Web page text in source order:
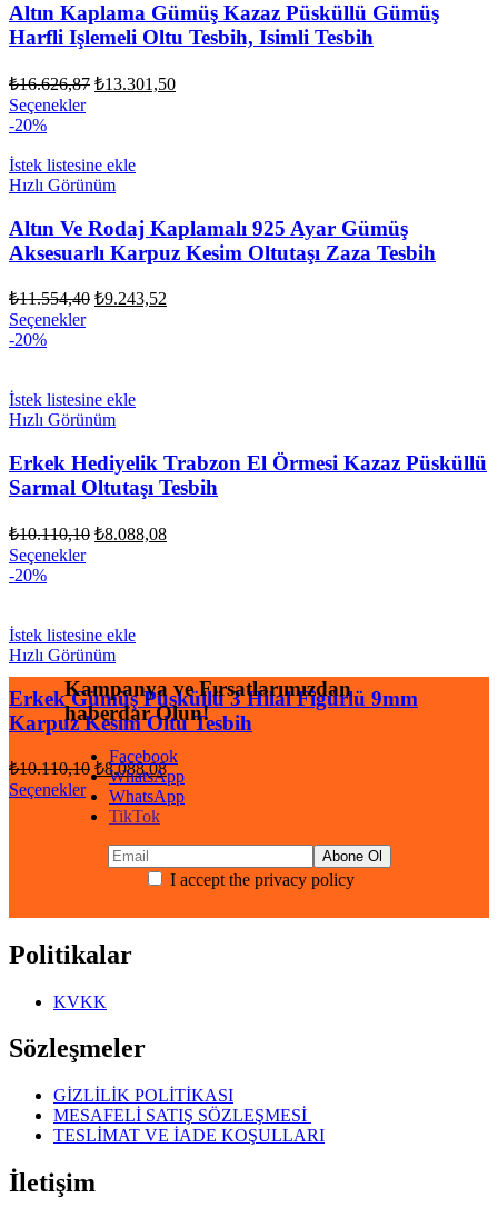
Altın Kaplama Gümüş Kazaz Püsküllü Gümüş
Harfli Işlemeli Oltu Tesbih, Isimli Tesbih
₺16.626,87 Orijinal
₺13.301,50Şu
Seçenekler
-20%
İstek listesine ekle
Hızlı Görünüm
Altın Ve Rodaj Kaplamalı 925 Ayar Gümüş
Aksesuarlı Karpuz Kesim Oltutaşı Zaza Tesbih
₺11.554,40 Orijinal
₺9.243,52
Seçenekler
-20%
İstek listesine ekle
Hızlı Görünüm
Erkek Hediyelik Trabzon El Örmesi Kazaz Püsküllü
Sarmal Oltutaşı Tesbih
₺10.110,10 Orijinal
₺8.088,08
Seçenekler
-20%
İstek listesine ekle
Hızlı Görünüm
Erkek Gümüş Püsküllü 3 Hilal Figürlü 9mm
Karpuz Kesim Oltu Tesbih
₺10.110,10Orijinal
fiyat:
₺10.110,10.
₺8.088,08Şu
andaki
fiyat:
Seçenekler
Kampanya ve Fırsatlarımızdan
haberdar Olun!
Facebook
WhatsApp
WhatsApp
TikTok
I accept the privacy policy
Politikalar
KVKK
Sözleşmeler
GİZLİLİK POLİTİKASI
MESAFELİ SATIŞ SÖZLEŞMESİ
TESLİMAT VE İADE KOŞULLARI
İletişim